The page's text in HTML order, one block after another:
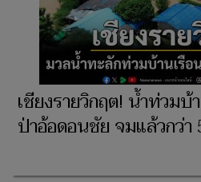
เชียงรายวิกฤต! น้ำท่วม
ป่าอ้อดอนชัย จมแล้วกว่า